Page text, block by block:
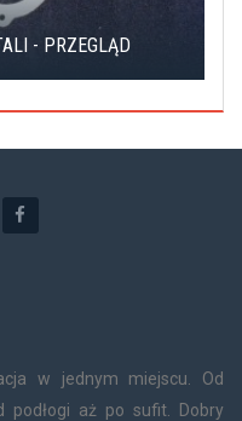
- PRZEGLĄD
w jednym miejscu. Od
aż po sufit. Dobry